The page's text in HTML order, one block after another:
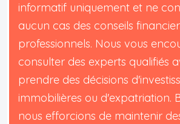
informatif uniquement et ne
aucun cas des conseils
professionnels. Nous vous
consulter des experts qualifiés
prendre des décisions
immobilières ou d'expatriation.
nous efforcions de maintenir